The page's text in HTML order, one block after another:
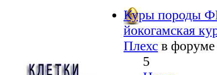
Куры породы
йокогамская
Плехс в
5